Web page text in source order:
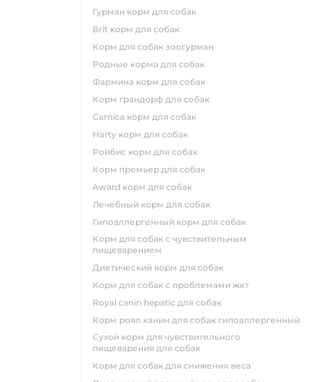
гурман корм для собак
brit корм для собак
корм для собак зоогурман
родные корма для собак
фармина корм для собак
корм грандорф для собак
carnica корм для собак
harty корм для собак
ройбис корм для собак
корм премьер для собак
award корм для собак
лечебный корм для собак
гипоаллергенный корм для собак
корм для собак с чувствительным
пищеварением
диетический корм для собак
корм для собак с проблемами жкт
royal canin hepatic для собак
корм роял канин для собак гипоаллергенный
сухой корм для чувствительного
пищеварения для собак
корм для собак для снижения веса